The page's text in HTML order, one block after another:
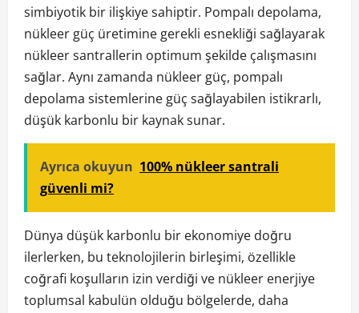
simbiyotik bir ilişkiye sahiptir. Pompalı depolama,
nükleer güç üretimine gerekli esnekliği sağlayarak
nükleer santrallerin optimum şekilde çalışmasını
sağlar. Aynı zamanda nükleer güç, pompalı
depolama sistemlerine güç sağlayabilen istikrarlı,
düşük karbonlu bir kaynak sunar.
Ayrıca okuyun 100% nükleer santrali
güvenli mi?
Dünya düşük karbonlu bir ekonomiye doğru
ilerlerken, bu teknolojilerin birleşimi, özellikle
coğrafi koşulların izin verdiği ve nükleer enerjiye
toplumsal kabulün olduğu bölgelerde, daha